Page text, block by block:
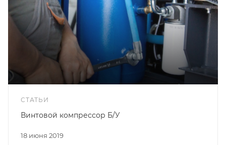
СТАТЬИ
18 июня 2019
Винтовой компрессор Б/У